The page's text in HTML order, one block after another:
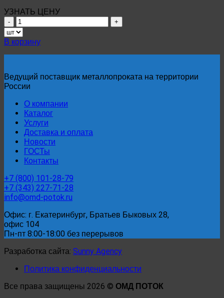
УЗНАТЬ ЦЕНУ
Количество
товара
Канат
3064-
80
В корзину
Ведущий поставщик металлопроката на территории
России
О компании
Каталог
Услуги
Доставка и оплата
Новости
ГОСТы
Контакты
+7 (800) 101-28-79
+7 (343) 227-71-28
info@omd-potok.ru
Офис: г. Екатеринбург, Братьев Быковых 28,
офис 104
Пн-пт 8:00-18:00 без перерывов
Разработка сайта: Sunny Agency
Политика конфиденциальности
Все права защищены 2026 © ОМД ПОТОК